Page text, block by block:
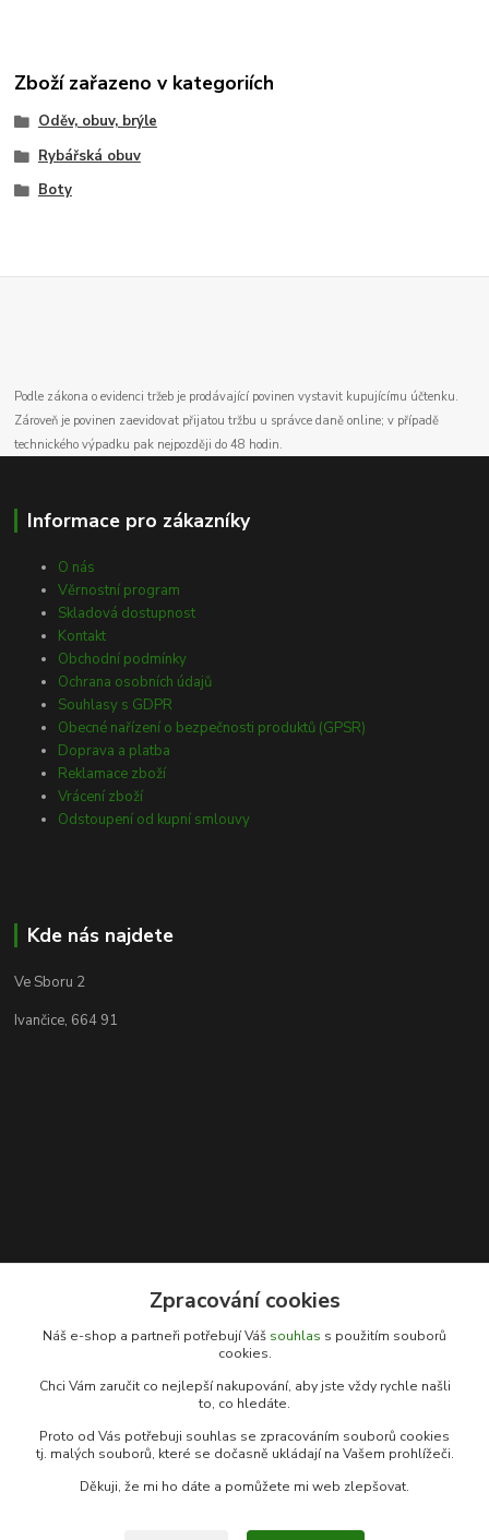
Zboží zařazeno v kategoriích
Oděv, obuv, brýle
Rybářská obuv
Boty
Podle zákona o evidenci tržeb je prodávající povinen vystavit kupujícímu účtenku.
Zároveň je povinen zaevidovat přijatou tržbu u správce daně online; v případě
technického výpadku pak nejpozději do 48 hodin.
Informace pro zákazníky
O nás
Věrnostní program
Skladová dostupnost
Kontakt
Obchodní podmínky
Ochrana osobních údajů
Souhlasy s GDPR
Obecné nařízení o bezpečnosti produktů (GPSR)
Doprava a platba
Reklamace zboží
Vrácení zboží
Odstoupení od kupní smlouvy
Kde nás najdete
Ve Sboru 2
Ivančice, 664 91
Kontakty
+420 778 039 055
(Po-Pá, 9-17 hod.)
info@rybarsky-sen.cz
Zpracování cookies
Náš e-shop a partneři potřebují Váš souhlas s použitím souborů
cookies.
Chci Vám zaručit co nejlepší nakupování, aby jste vždy rychle našli
to, co hledáte.
Proto od Vás potřebuji souhlas se zpracováním souborů cookies
tj. malých souborů, které se dočasně ukládají na Vašem prohlížeči.
Děkuji, že mi ho dáte a pomůžete mi web zlepšovat.